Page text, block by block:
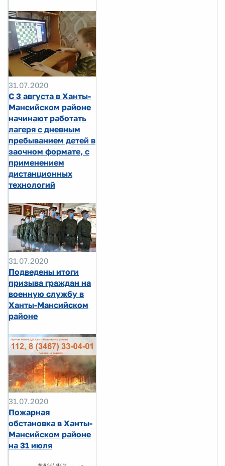
31.07.2020
С 3 августа в Ханты-
Мансийском районе
начинают работать
лагеря с дневным
пребыванием детей в
заочном формате, с
применением
дистанционных
технологий
31.07.2020
Подведены итоги
призыва граждан на
военную службу в
Ханты-Мансийском
районе
31.07.2020
Пожарная
обстановка в Ханты-
Мансийском районе
на 31 июля